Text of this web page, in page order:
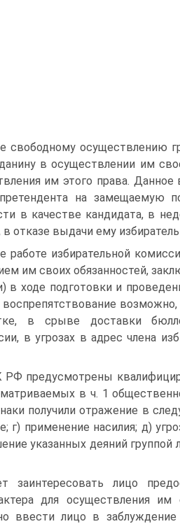
свободному осуществлению
в осуществлении им
им этого права.
претендента на
в качестве кандидата, в
отказе выдачи ему
работе избирательной
им своих обязанностей,
в ходе подготовки и
воспрепятствование
в срыве доставки
в угрозах в адрес члена
РФ предусмотрены
в ч. 1
получили отражение в
г) применение насилия; д)
указанных деяний группой
заинтересовать лицо
для осуществления
ввести лицо в